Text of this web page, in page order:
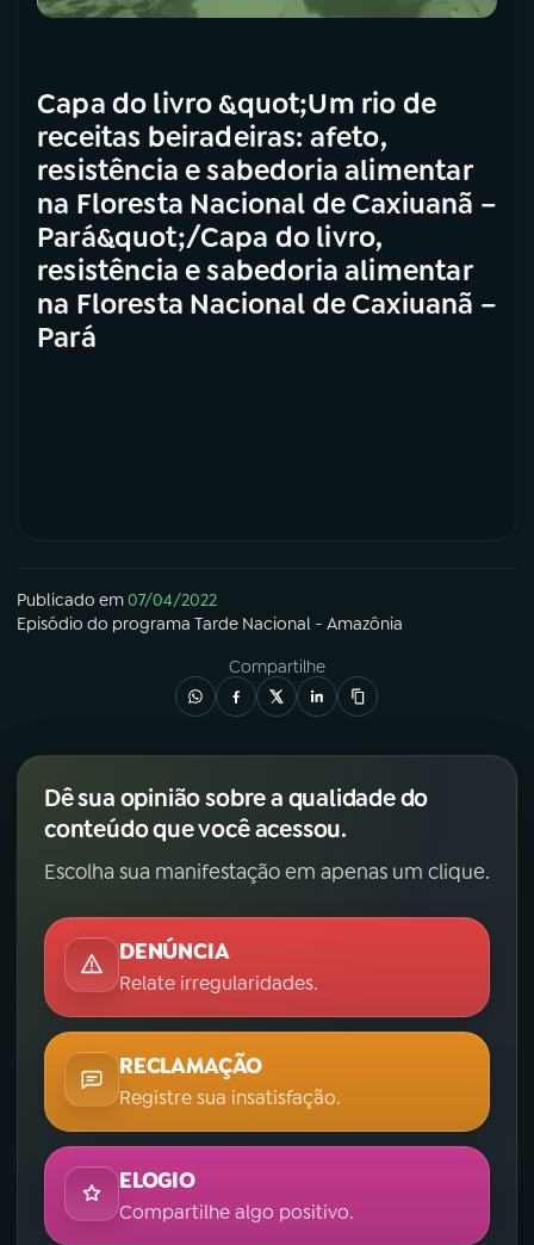
Capa do livro &quot;Um rio de
receitas beiradeiras: afeto,
resistência e sabedoria alimentar
na Floresta Nacional de Caxiuanã –
Pará&quot;/Capa do livro,
resistência e sabedoria alimentar
na Floresta Nacional de Caxiuanã –
Pará
Publicado em07/04/2022
Episódio do programa Tarde Nacional - Amazônia
Compartilhe
Dê sua opinião sobre a qualidade do
conteúdo que você acessou.
Escolha sua manifestação em apenas um clique.
DENÚNCIA
Relate irregularidades.
RECLAMAÇÃO
Registre sua insatisfação.
ELOGIO
Compartilhe algo positivo.